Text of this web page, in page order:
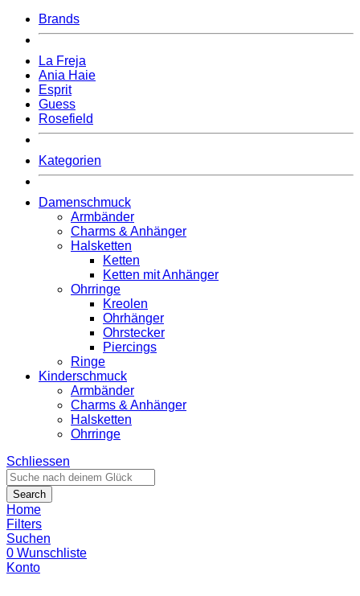
Brands
La Freja
Ania Haie
Esprit
Guess
Rosefield
Kategorien
Damenschmuck
Armbänder
Charms & Anhänger
Halsketten
Ketten
Ketten mit Anhänger
Ohrringe
Kreolen
Ohrhänger
Ohrstecker
Piercings
Ringe
Kinderschmuck
Armbänder
Charms & Anhänger
Halsketten
Ohrringe
Schliessen
Search
Home
Filters
Suchen
0 Wunschliste
Konto